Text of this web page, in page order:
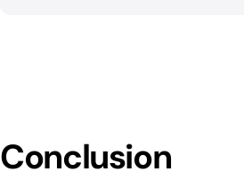
Conclusion